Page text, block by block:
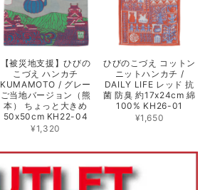
【被災地支援】ひびの
こづえ ハンカチ
KUMAMOTO / グレー
ご当地バージョン（熊
本） ちょっと大きめ
50x50cm KH22-04
¥1,320
ひびのこづえ コットン
ニットハンカチ /
DAILY LIFE レッド 抗
菌 防臭 約17x24cm 綿
100% KH26-01
¥1,650